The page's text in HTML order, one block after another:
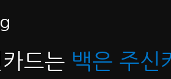
드는 백은 주신